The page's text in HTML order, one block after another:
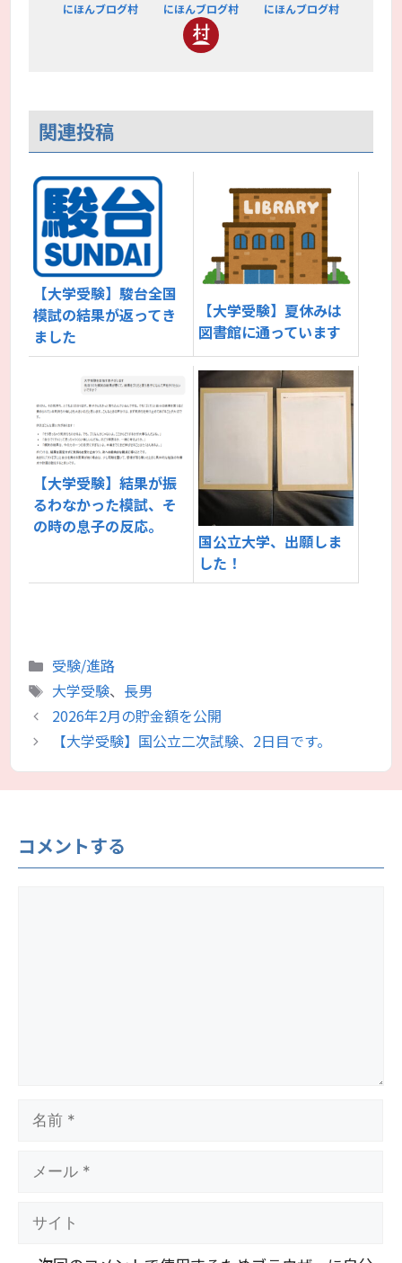
にほんブログ村 にほんブログ村 にほんブログ村
関連投稿
【大学受験】駿台全国
模試の結果が返ってき
ました
【大学受験】夏休みは
図書館に通っています
【大学受験】結果が振
るわなかった模試、そ
の時の息子の反応。
国公立大学、出願しま
した！
カ
テ
ゴ
リ
ー
受験/進路
タ
グ
大学受験、 長男
2026年2月の貯金額を公開
【大学受験】国公立二次試験、2日目です。
コメントする